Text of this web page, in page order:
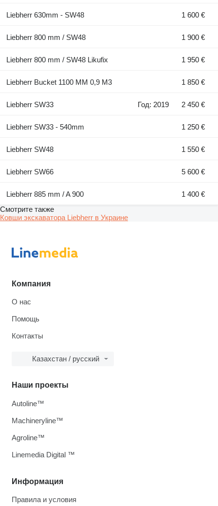
Liebherr 630mm - SW48 1 600 €
Liebherr 800 mm / SW48 1 900 €
Liebherr 800 mm / SW48 Likufix 1 950 €
Liebherr Bucket 1100 MM 0,9 M3 1 850 €
Liebherr SW33 Год: 2019 2 450 €
Liebherr SW33 - 540mm 1 250 €
Liebherr SW48 1 550 €
Liebherr SW66 5 600 €
Liebherr 885 mm / A 900
1 400 €
Смотрите также
Ковши экскаватора Liebherr в Украине
Компания
О нас
Помощь
Контакты
Казахстан / русский
Информация
Правила и условия
Наши проекты
Autoline™
Machineryline™
Agroline™
Linemedia Digital ™